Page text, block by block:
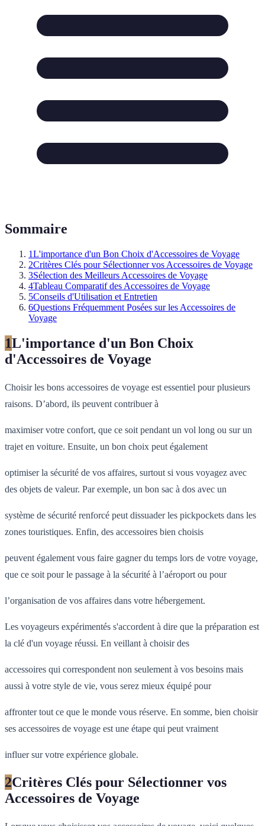
Sommaire
1L'importance d'un Bon Choix d'Accessoires de Voyage
2Critères Clés pour Sélectionner vos Accessoires de Voyage
3Sélection des Meilleurs Accessoires de Voyage
4Tableau Comparatif des Accessoires de Voyage
5Conseils d'Utilisation et Entretien
6Questions Fréquemment Posées sur les Accessoires de
Voyage
1L'importance d'un Bon Choix
d'Accessoires de Voyage
Choisir les bons accessoires de voyage est essentiel pour plusieurs
raisons. D’abord, ils peuvent contribuer à
maximiser votre confort, que ce soit pendant un vol long ou sur un
trajet en voiture. Ensuite, un bon choix peut également
optimiser la sécurité de vos affaires, surtout si vous voyagez avec
des objets de valeur. Par exemple, un bon sac à dos avec un
système de sécurité renforcé peut dissuader les pickpockets dans les
zones touristiques. Enfin, des accessoires bien choisis
peuvent également vous faire gagner du temps lors de votre voyage,
que ce soit pour le passage à la sécurité à l’aéroport ou pour
l’organisation de vos affaires dans votre hébergement.
Les voyageurs expérimentés s'accordent à dire que la préparation est
la clé d'un voyage réussi. En veillant à choisir des
accessoires qui correspondent non seulement à vos besoins mais
aussi à votre style de vie, vous serez mieux équipé pour
affronter tout ce que le monde vous réserve. En somme, bien choisir
ses accessoires de voyage est une étape qui peut vraiment
influer sur votre expérience globale.
2Critères Clés pour Sélectionner vos
Accessoires de Voyage